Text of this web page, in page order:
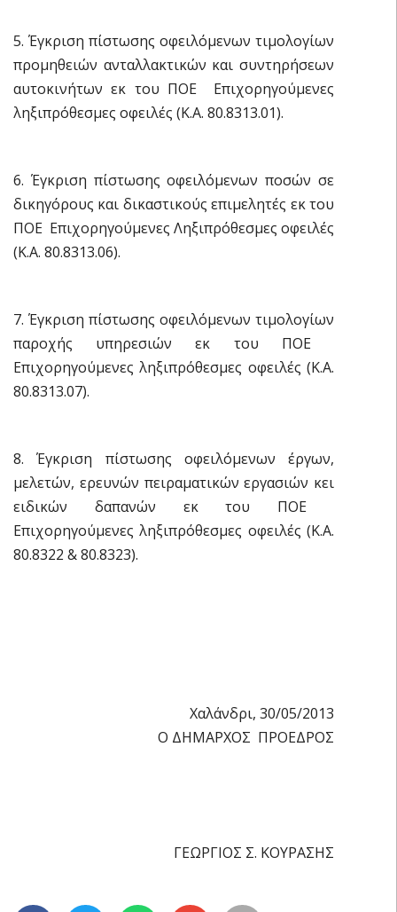
5. Έγκριση πίστωσης οφειλόμενων τιμολογίων
προμηθειών ανταλλακτικών και συντηρήσεων
αυτοκινήτων εκ του ΠΟΕ  Επιχορηγούμενες
ληξιπρόθεσμες οφειλές (Κ.Α. 80.8313.01).
6. Έγκριση πίστωσης οφειλόμενων ποσών σε
δικηγόρους και δικαστικούς επιμελητές εκ του
ΠΟΕ  Επιχορηγούμενες Ληξιπρόθεσμες οφειλές
(Κ.Α. 80.8313.06).
7. Έγκριση πίστωσης οφειλόμενων τιμολογίων
παροχής υπηρεσιών εκ του ΠΟΕ 
Επιχορηγούμενες ληξιπρόθεσμες οφειλές (Κ.Α.
80.8313.07).
8. Έγκριση πίστωσης οφειλόμενων έργων,
μελετών, ερευνών πειραματικών εργασιών κει
ειδικών δαπανών εκ του ΠΟΕ 
Επιχορηγούμενες ληξιπρόθεσμες οφειλές (Κ.Α.
80.8322 & 80.8323).
Χαλάνδρι, 30/05/2013
Ο ΔΗΜΑΡΧΟΣ  ΠΡΟΕΔΡΟΣ
ΓΕΩΡΓΙΟΣ Σ. ΚΟΥΡΑΣΗΣ